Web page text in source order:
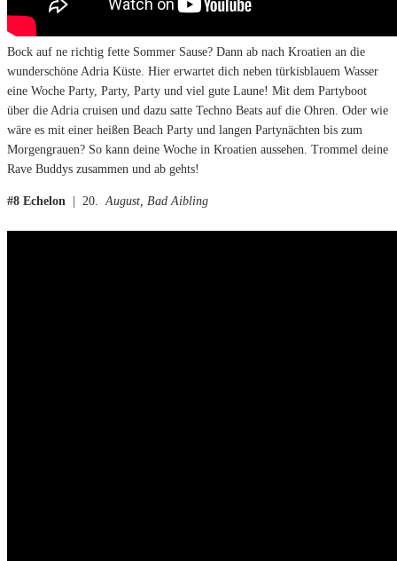
Bock auf ne richtig fette Sommer Sause? Dann ab nach Kroatien an die
wunderschöne Adria Küste. Hier erwartet dich neben türkisblauem Wasser
eine Woche Party, Party, Party und viel gute Laune! Mit dem Partyboot
über die Adria cruisen und dazu satte Techno Beats auf die Ohren. Oder wie
wäre es mit einer heißen Beach Party und langen Partynächten bis zum
Morgengrauen? So kann deine Woche in Kroatien aussehen. Trommel deine
Rave Buddys zusammen und ab gehts!
#8 Echelon | 20. August, Bad Aibling